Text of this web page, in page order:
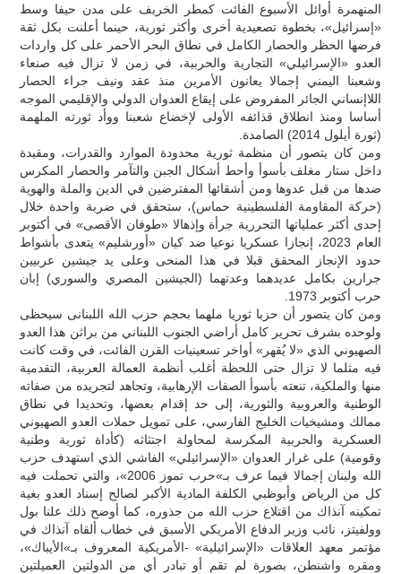
المنهمرة أوائل الأسبوع الفائت كمطر الخريف على مدن حيفا وسط
«إسرائيل»، بخطوة تصعيدية أخرى وأكثر ثورية، حينما أعلنت بكل ثقة
فرضها الحظر والحصار الكامل في نطاق البحر الأحمر على كل واردات
العدو «الإسرائيلي» التجارية والحربية، في زمن لا تزال فيه صنعاء
وشعبنا اليمني إجمالا يعانون الأمرين منذ عقد ونيف جراء الحصار
اللاإنساني الجائر المفروض على إيقاع العدوان الدولي والإقليمي الموجه
أساسا ومنذ انطلاق قذائفه الأولى لإخضاع شعبنا ووأد ثورته الملهمة
(ثورة أيلول 2014) الصامدة.
ومن كان يتصور أن منظمة ثورية محدودة الموارد والقدرات، ومقيدة
داخل ستار مغلف بأسوأ وأحط أشكال الجبن والتآمر والحصار المكرس
ضدها من قبل عدوها ومن أشقائها المفترضين في الدين والملة والهوية
(حركة المقاومة الفلسطينية حماس)، ستحقق في ضربة واحدة خلال
إحدى أكثر عملياتها التحررية جرأة وإذهالا «طوفان الأقصى» في أكتوبر
العام 2023، إنجازا عسكريا نوعيا ضد كيان «أورشليم» يتعدى بأشواط
حدود الإنجاز المحقق قبلا في هذا المنحى وعلى يد جيشين عربيين
جرارين بكامل عديدهما وعدتهما (الجيشين المصري والسوري) إبان
حرب أكتوبر 1973.
ومن كان يتصور أن حزبا ثوريا ملهما بحجم حزب الله اللبنانى سيحظى
ولوحده بشرف تحرير كامل أراضي الجنوب اللبناني من براثن هذا العدو
الصهيوني الذي «لا يُقهر» أواخر تسعينيات القرن الفائت، في وقت كانت
فيه مثلما لا تزال حتى اللحظة أغلب أنظمة العمالة العربية، التقدمية
منها والملكية، تنعته بأسوأ الصفات الإرهابية، وتجاهد لتجريده من صفاته
الوطنية والعروبية والثورية، إلى حد إقدام بعضها، وتحديدا في نطاق
ممالك ومشيخيات الخليج الفارسي، على تمويل حملات العدو الصهيوني
العسكرية والحربية المكرسة لمحاولة اجتثاثه (كأداة ثورية وطنية
وقومية) على غرار العدوان «الإسرائيلي» الفاشي الذي استهدف حزب
الله ولبنان إجمالا فيما عرف بـ»حرب تموز 2006»، والتي تحملت فيه
كل من الرياض وأبوظبي الكلفة المادية الأكبر لصالح إسناد العدو بغية
تمكينه آنذاك من اقتلاع حزب الله من جذوره، كما أوضح ذلك علنا بول
وولفيتز، نائب وزير الدفاع الأمريكي الأسبق في خطاب ألقاه آنذاك في
مؤتمر معهد العلاقات «الإسرائيلية» -الأمريكية المعروف بـ»الأيباك»،
ومقره واشنطن، بصورة لم تقم أو تبادر أي من الدولتين العميلتين